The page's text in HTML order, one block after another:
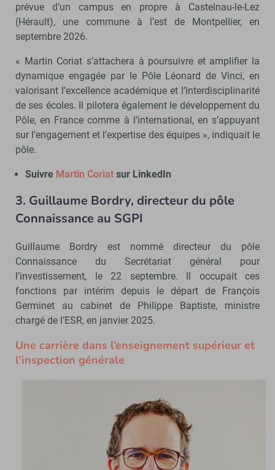
prévue d’un campus en propre à Castelnau-le-Lez
(Hérault), une commune à l’est de Montpellier, en
septembre 2026.
« Martin Coriat s’attachera à poursuivre et amplifier la
dynamique engagée par le Pôle Léonard de Vinci, en
valorisant l’excellence académique et l’interdisciplinarité
de ses écoles. Il pilotera également le développement du
Pôle, en France comme à l’international, en s’appuyant
sur l’engagement et l’expertise des équipes », indiquait le
pôle.
Suivre Martin Coriatsur LinkedIn
3. Guillaume Bordry, directeur du pôle
Connaissance au SGPI
Guillaume Bordry est nommé directeur du pôle
Connaissance du Secrétariat général pour
l’investissement, le 22 septembre. Il occupait ces
fonctions par intérim depuis le départ de François
Germinet au cabinet de Philippe Baptiste, ministre
chargé de l’ESR, en janvier 2025.
Une carrière dans l’enseignement supérieur et
l’inspection générale